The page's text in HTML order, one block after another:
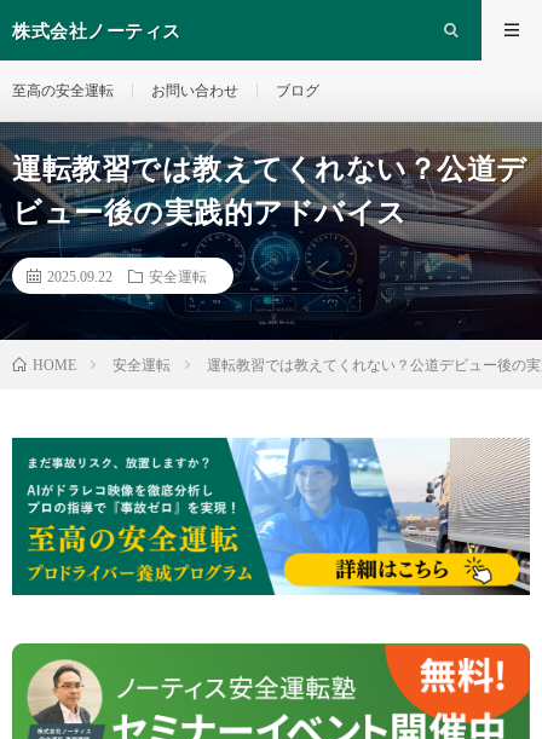
株式会社ノーティス
至高の安全運転 お問い合わせ ブログ
運転教習では教えてくれない？公道デ
ビュー後の実践的アドバイス
2025.09.22 安全運転
HOME 安全運転 運転教習では教えてくれない？公道デビュー後の